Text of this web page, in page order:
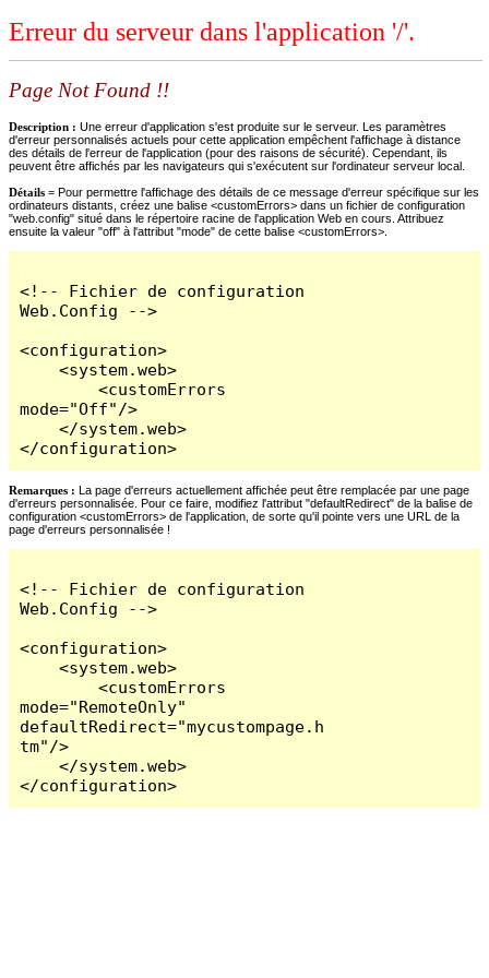
Erreur du serveur dans l'application '/'.
Page Not Found !!
Description : Une erreur d'application s'est produite sur le serveur. Les paramètres
d'erreur personnalisés actuels pour cette application empêchent l'affichage à distance
des détails de l'erreur de l'application (pour des raisons de sécurité). Cependant, ils
peuvent être affichés par les navigateurs qui s'exécutent sur l'ordinateur serveur local.
Détails = Pour permettre l'affichage des détails de ce message d'erreur spécifique sur les
ordinateurs distants, créez une balise <customErrors> dans un fichier de configuration
"web.config" situé dans le répertoire racine de l'application Web en cours. Attribuez
ensuite la valeur "off" à l'attribut "mode" de cette balise <customErrors>.
<!-- Fichier de configuration
Web.Config -->
<configuration>
    <system.web>
        <customErrors
mode="Off"/>
    </system.web>
</configuration>
Remarques : La page d'erreurs actuellement affichée peut être remplacée par une page
d'erreurs personnalisée. Pour ce faire, modifiez l'attribut "defaultRedirect" de la balise de
configuration <customErrors> de l'application, de sorte qu'il pointe vers une URL de la
page d'erreurs personnalisée !
<!-- Fichier de configuration
Web.Config -->
<configuration>
    <system.web>
        <customErrors
mode="RemoteOnly"
defaultRedirect="mycustompage.h
tm"/>
    </system.web>
</configuration>